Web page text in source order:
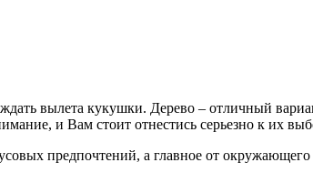
вылета кукушки. Дерево – отличный
и Вам стоит отнестись серьезно к их
предпочтений, а главное от окружающего